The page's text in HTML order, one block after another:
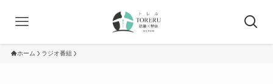
ホーム ラジオ番組